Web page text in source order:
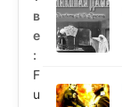
в
е
:
F
u